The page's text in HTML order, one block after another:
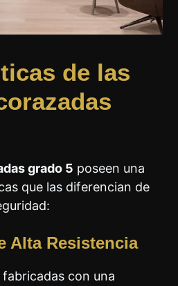
de las
grado 5 poseen una
que las diferencian de
Alta Resistencia
con una